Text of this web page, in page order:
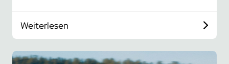
Weiterlesen